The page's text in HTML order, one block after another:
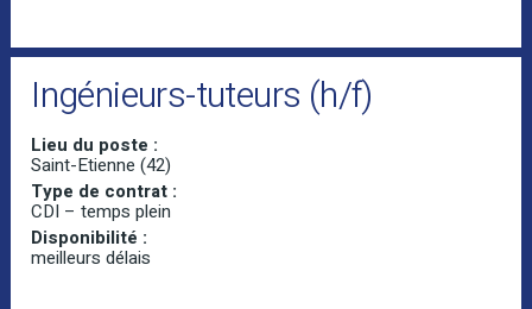
Ingénieurs-tuteurs (h/f)
Lieu du poste :
Saint-Etienne (42)
Type de contrat :
CDI – temps plein
Disponibilité :
meilleurs délais